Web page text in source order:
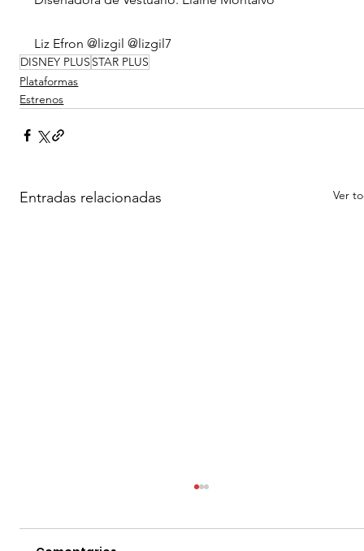
Liz Efron @lizgil @lizgil7
DISNEY PLUS STAR PLUS
Plataformas
Estrenos
Entradas relacionadas Ver